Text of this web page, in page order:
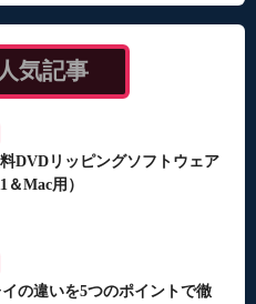
気記事
DVDリッピングソフトウェア
＆Mac用）
の違いを5つのポイントで徹